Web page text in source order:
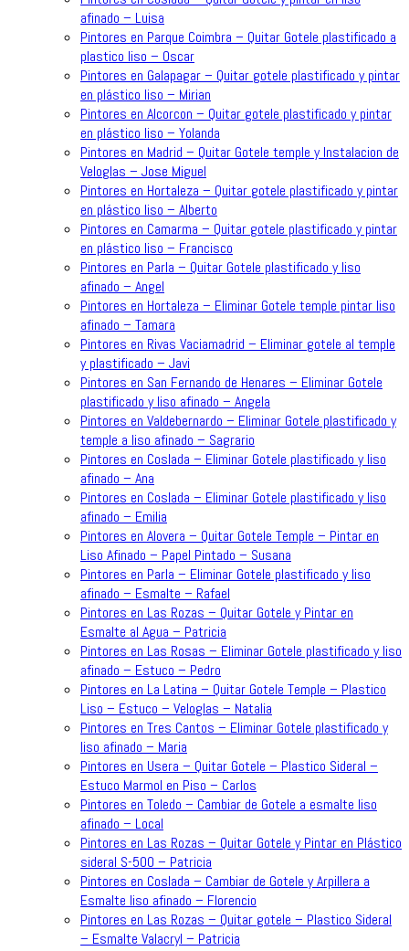
afinado – Luisa
Pintores en Parque Coimbra – Quitar Gotele plastificado a
plastico liso – Oscar
Pintores en Galapagar – Quitar gotele plastificado y pintar
en plástico liso – Mirian
Pintores en Alcorcon – Quitar gotele plastificado y pintar
en plástico liso – Yolanda
Pintores en Madrid – Quitar Gotele temple y Instalacion de
Veloglas – Jose Miguel
Pintores en Hortaleza – Quitar gotele plastificado y pintar
en plástico liso – Alberto
Pintores en Camarma – Quitar gotele plastificado y pintar
en plástico liso – Francisco
Pintores en Parla – Quitar Gotele plastificado y liso
afinado – Angel
Pintores en Hortaleza – Eliminar Gotele temple pintar liso
afinado – Tamara
Pintores en Rivas Vaciamadrid – Eliminar gotele al temple
y plastificado – Javi
Pintores en San Fernando de Henares – Eliminar Gotele
plastificado y liso afinado – Angela
Pintores en Valdebernardo – Eliminar Gotele plastificado y
temple a liso afinado – Sagrario
Pintores en Coslada – Eliminar Gotele plastificado y liso
afinado – Ana
Pintores en Coslada – Eliminar Gotele plastificado y liso
afinado – Emilia
Pintores en Alovera – Quitar Gotele Temple – Pintar en
Liso Afinado – Papel Pintado – Susana
Pintores en Parla – Eliminar Gotele plastificado y liso
afinado – Esmalte – Rafael
Pintores en Las Rozas – Quitar Gotele y Pintar en
Esmalte al Agua – Patricia
Pintores en Las Rosas – Eliminar Gotele plastificado y liso
afinado – Estuco – Pedro
Pintores en La Latina – Quitar Gotele Temple – Plastico
Liso – Estuco – Veloglas – Natalia
Pintores en Tres Cantos – Eliminar Gotele plastificado y
liso afinado – Maria
Pintores en Usera – Quitar Gotele – Plastico Sideral –
Estuco Marmol en Piso – Carlos
Pintores en Toledo – Cambiar de Gotele a esmalte liso
afinado – Local
Pintores en Las Rozas – Quitar Gotele y Pintar en Plástico
sideral S-500 – Patricia
Pintores en Coslada – Cambiar de Gotele y Arpillera a
Esmalte liso afinado – Florencio
Pintores en Las Rozas – Quitar gotele – Plastico Sideral
– Esmalte Valacryl – Patricia